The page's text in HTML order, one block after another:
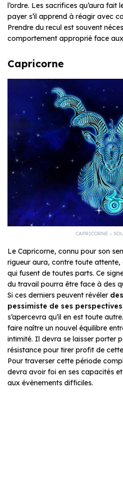
l’ordre. Les sacrifices qu’aura
payer s’il apprend à réagir avec
Prendre du recul est souvent
comportement approprié face
Capricorne
CAPRICORNE –
Le Capricorne, connu pour son
rigueur aura, contre toute attente,
qui fusent de toutes parts. Ce
du travail pourra être face à des
Si ces derniers peuvent révéler
pessimiste de ses
s’apercevra qu’il en est toute
faire naître un nouvel équilibre
intimité. Il devra se laisser porter
résistance pour tirer profit de
Pour traverser cette période
devra avoir foi en ses capacités
aux évènements difficiles.